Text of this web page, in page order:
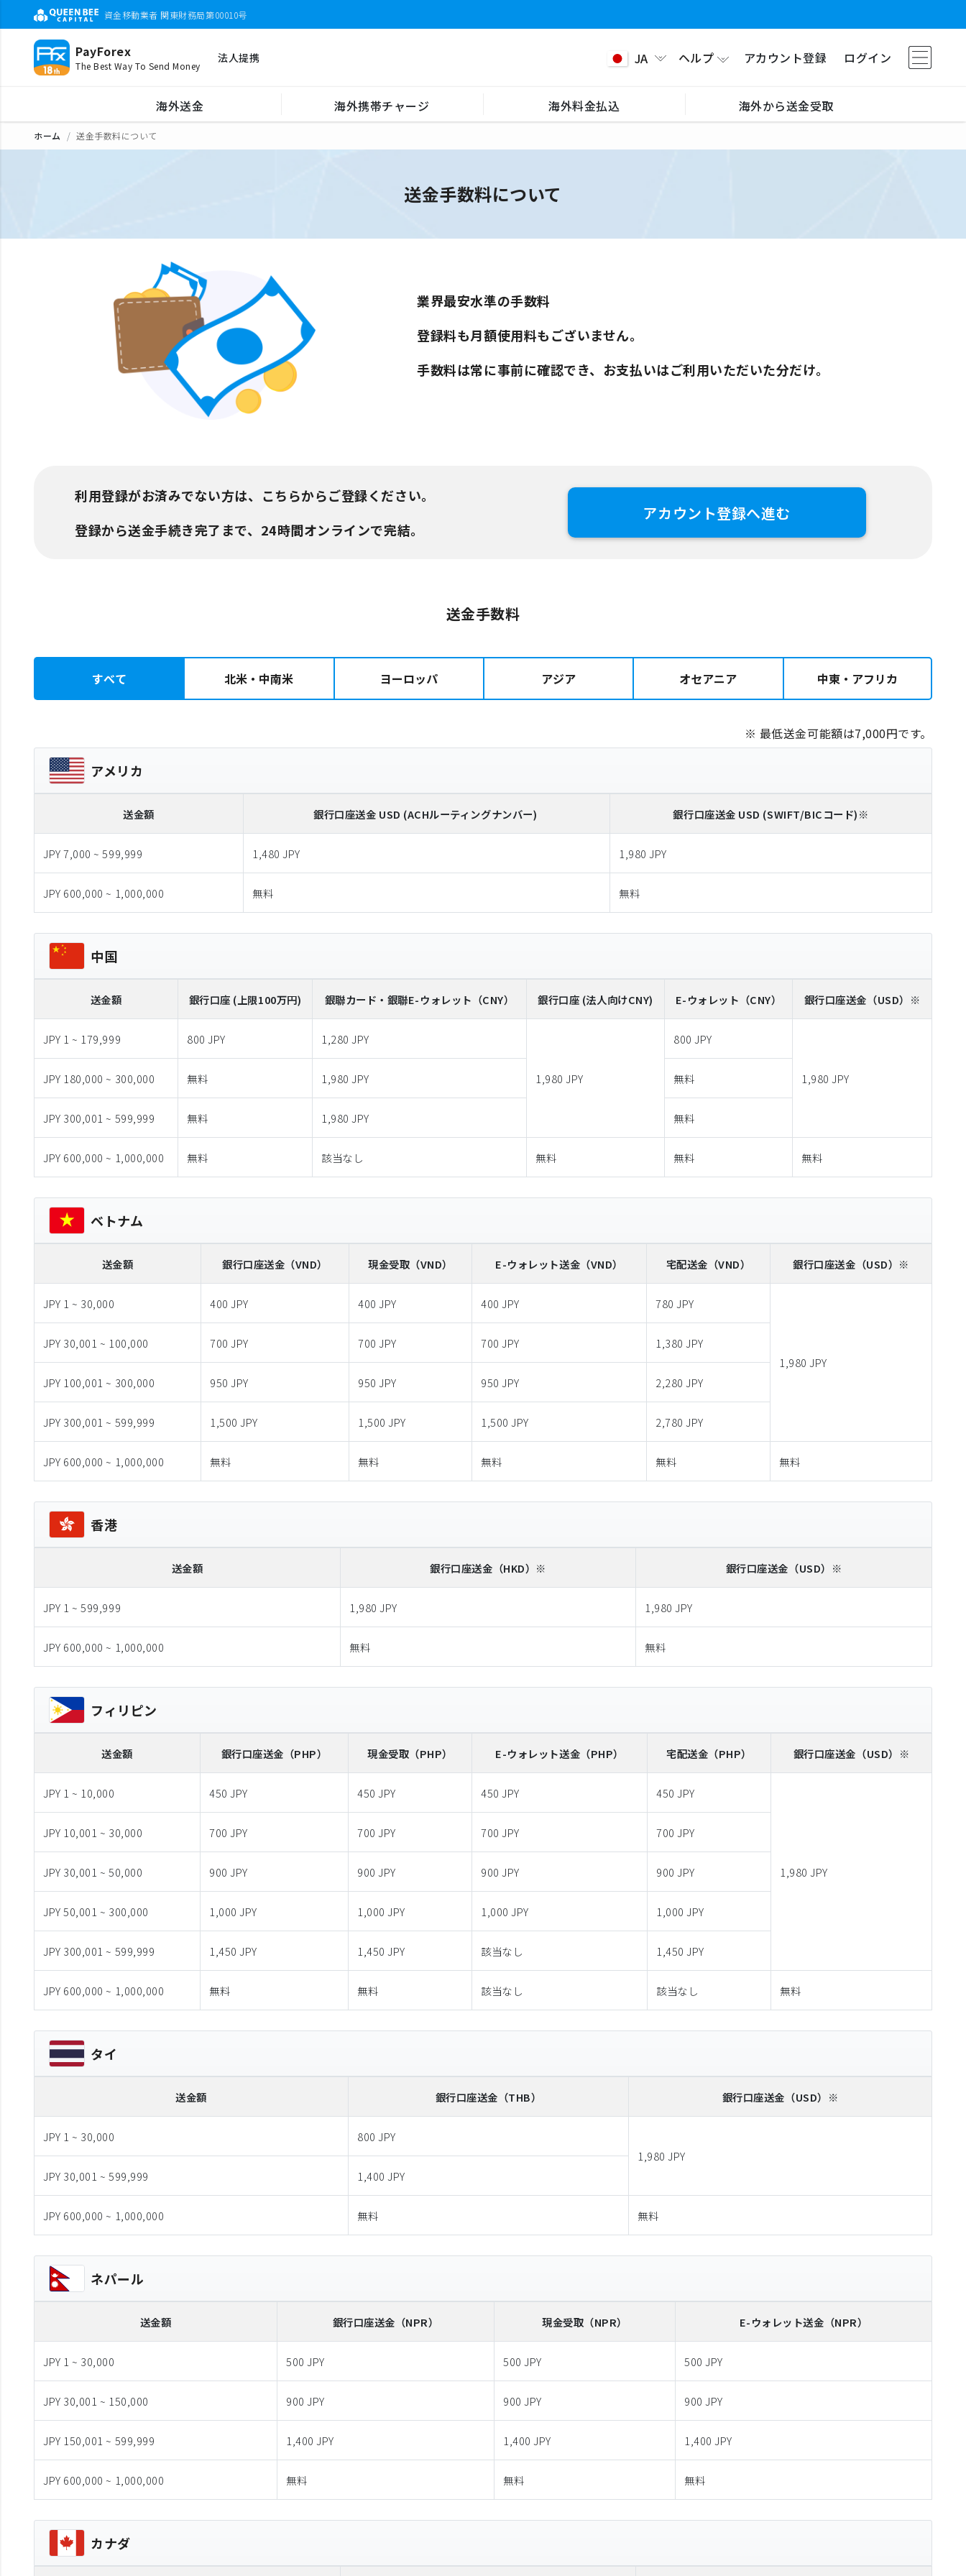
資金移動業者 関東財務局第00010号
PayForex
The Best Way To Send Money
法人提携 JA ヘルプ アカウント登録 ログイン
海外送金 海外携帯チャージ 海外料金払込 海外から送金受取
ホーム 送金手数料について
送金手数料について
業界最安水準の手数料
登録料も月額使用料もございません。
手数料は常に事前に確認でき、お支払いはご利用いただいた分だけ。
利用登録がお済みでない方は、こちらからご登録ください。
登録から送金手続き完了まで、24時間オンラインで完結。
アカウント登録へ進む
送金手数料
すべて 北米・中南米 ヨーロッパ アジア オセアニア 中東・アフリカ
※ 最低送金可能額は7,000円です。
アメリカ
送金額 銀行口座送金 USD (ACHルーティングナンバー) 銀行口座送金 USD (SWIFT/BICコード)※
JPY 7,000 ~ 599,999 1,480 JPY 1,980 JPY
JPY 600,000 ~ 1,000,000 無料 無料
中国
送金額 銀行口座 (上限100万円) 銀聯カード・銀聯E-ウォレット （CNY） 銀行口座 (法人向けCNY) E-ウォレット （CNY） 銀行口座送金 （USD）※
JPY 1 ~ 179,999 800 JPY 1,280 JPY
1,980 JPY
800 JPY
1,980 JPY
JPY 180,000 ~ 300,000 無料 1,980 JPY 無料
JPY 300,001 ~ 599,999 無料 1,980 JPY 無料
JPY 600,000 ~ 1,000,000 無料 該当なし 無料 無料 無料
ベトナム
送金額 銀行口座送金 （VND） 現金受取 （VND） E-ウォレット送金 （VND） 宅配送金 （VND） 銀行口座送金 （USD）※
JPY 1 ~ 30,000 400 JPY 400 JPY 400 JPY 780 JPY
1,980 JPY
JPY 30,001 ~ 100,000 700 JPY 700 JPY 700 JPY 1,380 JPY
JPY 100,001 ~ 300,000 950 JPY 950 JPY 950 JPY 2,280 JPY
JPY 300,001 ~ 599,999 1,500 JPY 1,500 JPY 1,500 JPY 2,780 JPY
JPY 600,000 ~ 1,000,000 無料 無料 無料 無料 無料
香港
送金額 銀行口座送金 （HKD）※ 銀行口座送金 （USD）※
JPY 1 ~ 599,999 1,980 JPY 1,980 JPY
JPY 600,000 ~ 1,000,000 無料 無料
フィリピン
送金額 銀行口座送金 （PHP） 現金受取 （PHP） E-ウォレット送金 （PHP） 宅配送金 （PHP） 銀行口座送金 （USD）※
JPY 1 ~ 10,000 450 JPY 450 JPY 450 JPY 450 JPY
1,980 JPY
JPY 10,001 ~ 30,000 700 JPY 700 JPY 700 JPY 700 JPY
JPY 30,001 ~ 50,000 900 JPY 900 JPY 900 JPY 900 JPY
JPY 50,001 ~ 300,000 1,000 JPY 1,000 JPY 1,000 JPY 1,000 JPY
JPY 300,001 ~ 599,999 1,450 JPY 1,450 JPY 該当なし 1,450 JPY
JPY 600,000 ~ 1,000,000 無料 無料 該当なし 該当なし 無料
タイ
送金額 銀行口座送金 （THB） 銀行口座送金 （USD）※
JPY 1 ~ 30,000
800 JPY
1,980 JPY
JPY 30,001 ~ 599,999
1,400 JPY
JPY 600,000 ~ 1,000,000 無料 無料
ネパール
送金額 銀行口座送金 （NPR） 現金受取 （NPR） E-ウォレット送金 （NPR）
JPY 1 ~ 30,000 500 JPY 500 JPY 500 JPY
JPY 30,001 ~ 150,000 900 JPY 900 JPY 900 JPY
JPY 150,001 ~ 599,999 1,400 JPY 1,400 JPY 1,400 JPY
JPY 600,000 ~ 1,000,000 無料 無料 無料
カナダ